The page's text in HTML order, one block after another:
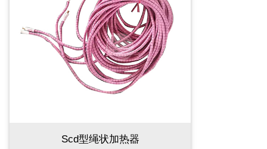
Scd型绳状加热器